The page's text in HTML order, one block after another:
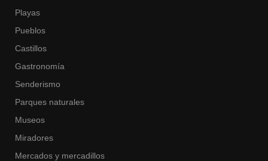
Playas
Pueblos
Castillos
Gastronomía
Senderismo
Parques naturales
Museos
Miradores
Mercados y mercadillos